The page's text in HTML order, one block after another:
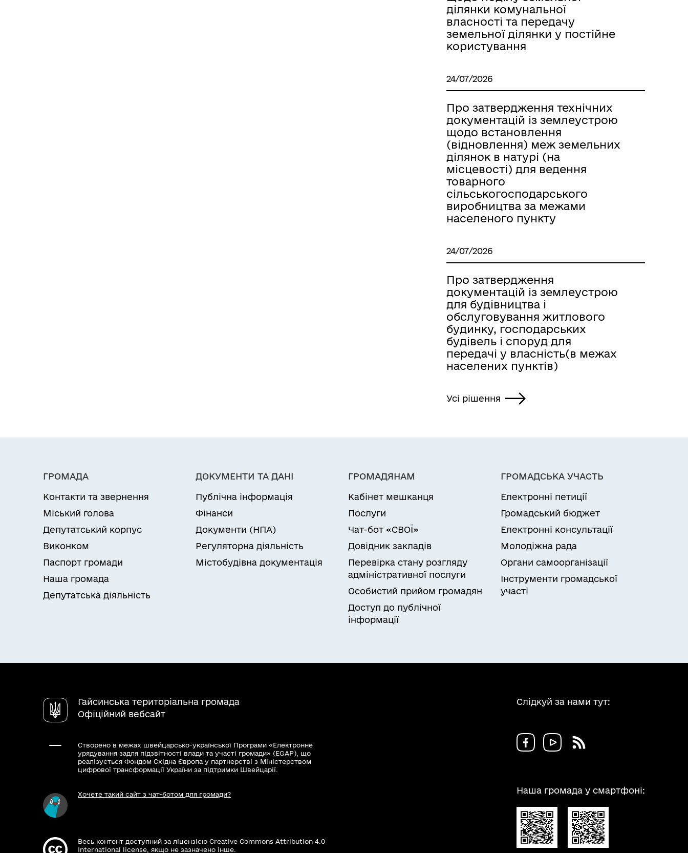
ділянки комунальної
власності та передачу
земельної ділянки у постійне
користування
24/07/2026
Про затвердження технічних
документацій із землеустрою
щодо встановлення
(відновлення) меж земельних
ділянок в натурі (на
місцевості) для ведення
товарного
сільськогосподарського
виробництва за межами
населеного пункту
24/07/2026
Про затвердження
документацій із землеустрою
для будівництва і
обслуговування житлового
будинку, господарських
будівель і споруд для
передачі у власність(в межах
населених пунктів)
Усі рішення
ГРОМАДА
Контакти та звернення
Міський голова
Депутатський корпус
Виконком
Паспорт громади
Наша громада
Депутатська діяльність
ДОКУМЕНТИ ТА ДАНІ
Публічна інформація
Фінанси
Документи (НПА)
Регуляторна діяльність
Містобудівна документація
ГРОМАДЯНАМ
Кабінет мешканця
Послуги
Чат-бот «СВОЇ»
Довідник закладів
Перевірка стану розгляду
адміністративної послуги
Особистий прийом громадян
Доступ до публічної
інформації
ГРОМАДСЬКА УЧАСТЬ
Електронні петиції
Громадський бюджет
Електронні консультації
Молодіжна рада
Органи самоорганізації
Інструменти громадської
участі
Гайсинська територіальна громада
Офіційний вебсайт
Створено в межах швейцарсько-української Програми «Електронне
урядування задля підзвітності влади та участі громади» (EGAP), що
реалізується Фондом Східна Європа у партнерстві з Міністерством
цифрової трансформації України за підтримки Швейцарії.
Хочете такий сайт з чат-ботом для громади?
Весь контент доступний за ліцензією Creative Commons Attribution 4.0
International license, якщо не зазначено інше.
Слідкуй за нами тут:
Наша громада у смартфоні: